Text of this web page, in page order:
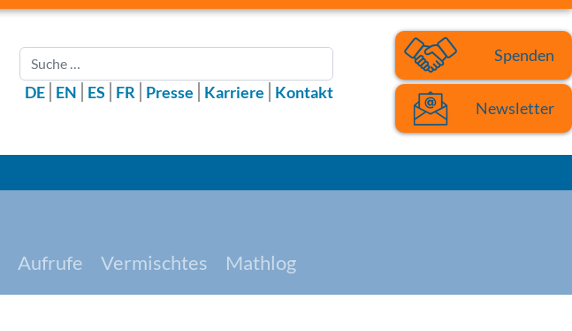
Suchen
DE EN ES FR Presse Karriere Kontakt
Spenden
Newsletter
Aufrufe Vermischtes Mathlog